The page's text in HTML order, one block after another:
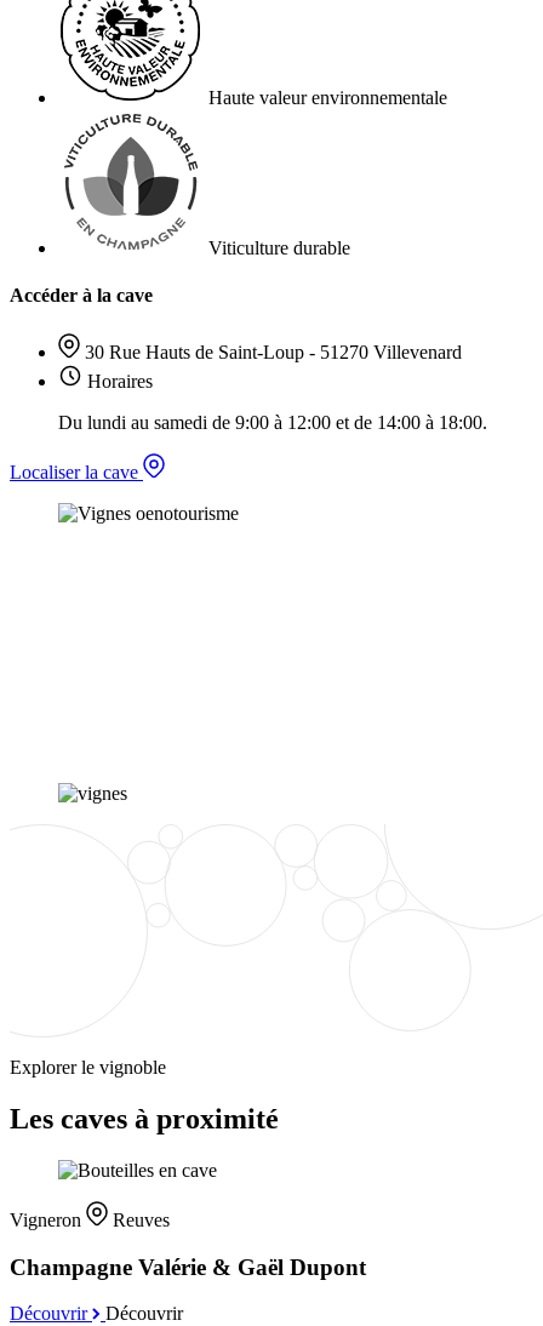
Haute valeur environnementale
Viticulture durable
Accéder à la cave
30 Rue Hauts de Saint-Loup - 51270 Villevenard
Horaires
Du lundi au samedi de 9:00 à 12:00 et de 14:00 à 18:00.
Localiser la cave
Explorer le vignoble
Les caves à proximité
Vigneron Reuves
Champagne Valérie & Gaël Dupont
Découvrir Découvrir